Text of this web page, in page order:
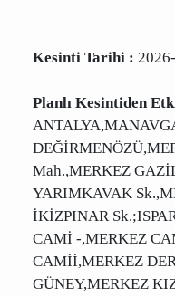
Planlı Kesintiden
Mah.,MERKEZ
YARIMKAVAK
İKİZPINAR
CAMİ -,MERKEZ
CAMİİ,MERKEZ